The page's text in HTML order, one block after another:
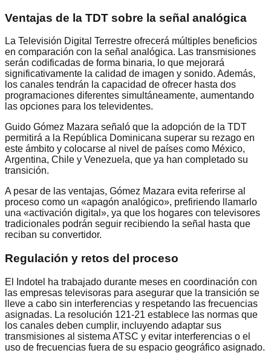
Ventajas de la TDT sobre la señal analógica
La Televisión Digital Terrestre ofrecerá múltiples beneficios
en comparación con la señal analógica. Las transmisiones
serán codificadas de forma binaria, lo que mejorará
significativamente la calidad de imagen y sonido. Además,
los canales tendrán la capacidad de ofrecer hasta dos
programaciones diferentes simultáneamente, aumentando
las opciones para los televidentes.
Guido Gómez Mazara señaló que la adopción de la TDT
permitirá a la República Dominicana superar su rezago en
este ámbito y colocarse al nivel de países como México,
Argentina, Chile y Venezuela, que ya han completado su
transición.
A pesar de las ventajas, Gómez Mazara evita referirse al
proceso como un «apagón analógico», prefiriendo llamarlo
una «activación digital», ya que los hogares con televisores
tradicionales podrán seguir recibiendo la señal hasta que
reciban su convertidor.
Regulación y retos del proceso
El Indotel ha trabajado durante meses en coordinación con
las empresas televisoras para asegurar que la transición se
lleve a cabo sin interferencias y respetando las frecuencias
asignadas. La resolución 121-21 establece las normas que
los canales deben cumplir, incluyendo adaptar sus
transmisiones al sistema ATSC y evitar interferencias o el
uso de frecuencias fuera de su espacio geográfico asignado.